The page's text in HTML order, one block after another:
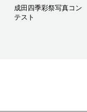
成田四季彩祭写真コン
テスト